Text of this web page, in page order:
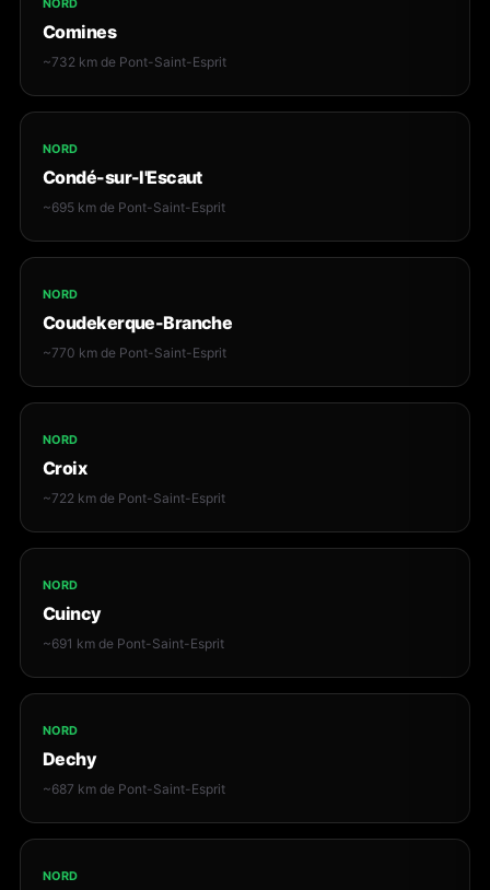
NORD
Comines
~732 km de Pont-Saint-Esprit
NORD
Condé-sur-l'Escaut
~695 km de Pont-Saint-Esprit
NORD
Coudekerque-Branche
~770 km de Pont-Saint-Esprit
NORD
Croix
~722 km de Pont-Saint-Esprit
NORD
Cuincy
~691 km de Pont-Saint-Esprit
NORD
Dechy
~687 km de Pont-Saint-Esprit
NORD